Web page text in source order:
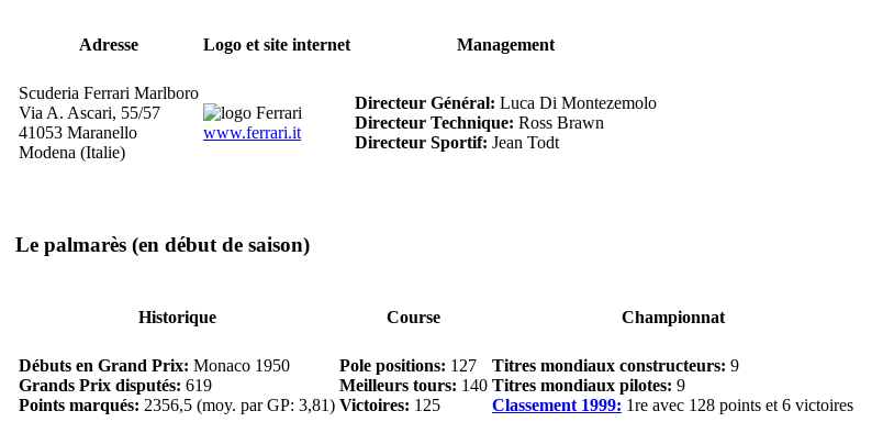
Adresse Logo et site internet Management
Scuderia Ferrari Marlboro
Via A. Ascari, 55/57
41053 Maranello
Modena (Italie)
www.ferrari.it
Directeur Général: Luca Di Montezemolo
Directeur Technique: Ross Brawn
Directeur Sportif: Jean Todt
Le palmarès (en début de saison)
Historique Course Championnat
Débuts en Grand Prix: Monaco 1950
Grands Prix disputés: 619
Points marqués: 2356,5 (moy. par GP: 3,81)
Pole positions: 127
Meilleurs tours: 140
Victoires: 125
Titres mondiaux constructeurs: 9
Titres mondiaux pilotes: 9
Classement 1999: 1re avec 128 points et 6 victoires